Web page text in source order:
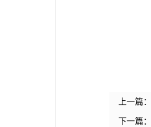
上一篇：
下一篇：